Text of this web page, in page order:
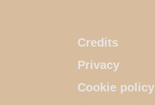
Credits
Privacy
Cookie policy